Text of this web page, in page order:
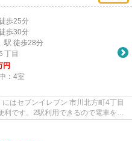
歩25分
歩30分
」駅 徒歩28分
丁目
円
： 4室
はセブンイレブン 市川北方町4丁目
利です。2駅利用できるので電車をよ